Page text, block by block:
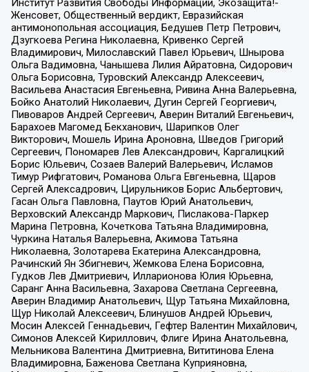
Женсовет, Общественный вердикт, Евразийская
антимонопольная ассоциация, Бедушев Петр Петрович,
Дзугкоева Регина Николаевна, Кривенко Сергей
Владимирович, Милославский Павел Юрьевич, Шнырова
Ольга Вадимовна, Чанышева Лилия Айратовна, Сидорович
Ольга Борисовна, Туровский Александр Алексеевич,
Васильева Анастасия Евгеньевна, Ривина Анна Валерьевна,
Бойко Анатолий Николаевич, Дугин Сергей Георгиевич,
Пивоваров Андрей Сергеевич, Аверин Виталий Евгеньевич,
Барахоев Магомед Бекханович, Шарипков Олег
Викторович, Мошель Ирина Ароновна, Шведов Григорий
Сергеевич, Пономарев Лев Александрович, Каргалицкий
Борис Юльевич, Созаев Валерий Валерьевич, Исламов
Тимур Рифгатович, Романова Ольга Евгеньевна, Щаров
Сергей Алексадрович, Цирульников Борис Альбертович,
Гасан Ольга Павловна, Паутов Юрий Анатольевич,
Верховский Александр Маркович, Пислакова-Паркер
Марина Петровна, Кочеткова Татьяна Владимировна,
Чуркина Наталья Валерьевна, Акимова Татьяна
Николаевна, Золотарева Екатерина Александровна,
Рачинский Ян Збигневич, Жемкова Елена Борисовна,
Гудков Лев Дмитриевич, Илларионова Юлия Юрьевна,
Саранг Анна Васильевна, Захарова Светлана Сергеевна,
Аверин Владимир Анатольевич, Щур Татьяна Михайловна,
Щур Николай Алексеевич, Блинушов Андрей Юрьевич,
Мосин Алексей Геннадьевич, Гефтер Валентин Михайлович,
Симонов Алексей Кириллович, Флиге Ирина Анатольевна,
Мельникова Валентина Дмитриевна, Вититинова Елена
Владимировна, Баженова Светлана Куприяновна,